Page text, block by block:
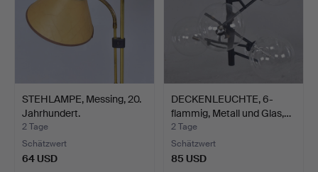
STEHLAMPE, Messing, 20.
Jahrhundert.
2 Tage
Schätzwert
64 USD
DECKENLEUCHTE, 6-
flammig, Metall und Glas,…
2 Tage
Schätzwert
85 USD